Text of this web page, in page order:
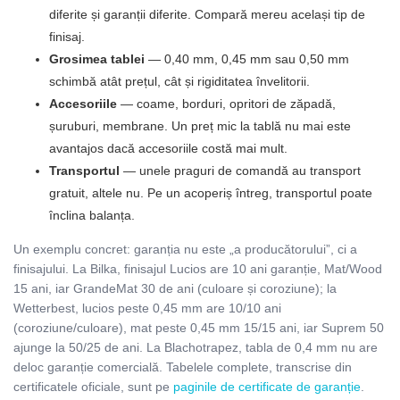
diferite și garanții diferite. Compară mereu același tip de
finisaj.
Grosimea tablei — 0,40 mm, 0,45 mm sau 0,50 mm
schimbă atât prețul, cât și rigiditatea învelitorii.
Accesoriile — coame, borduri, opritori de zăpadă,
șuruburi, membrane. Un preț mic la tablă nu mai este
avantajos dacă accesoriile costă mai mult.
Transportul — unele praguri de comandă au transport
gratuit, altele nu. Pe un acoperiș întreg, transportul poate
înclina balanța.
Un exemplu concret: garanția nu este „a producătorului”, ci a
finisajului. La Bilka, finisajul Lucios are 10 ani garanție, Mat/Wood
15 ani, iar GrandeMat 30 de ani (culoare și coroziune); la
Wetterbest, lucios peste 0,45 mm are 10/10 ani
(coroziune/culoare), mat peste 0,45 mm 15/15 ani, iar Suprem 50
ajunge la 50/25 de ani. La Blachotrapez, tabla de 0,4 mm nu are
deloc garanție comercială. Tabelele complete, transcrise din
certificatele oficiale, sunt pe paginile de certificate de garanție.